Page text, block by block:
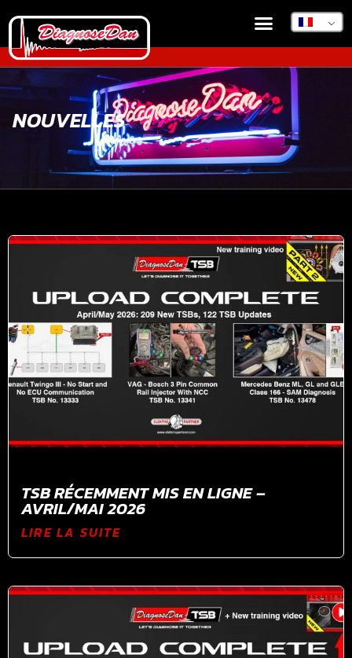
NOUVELLES
TSB RÉCEMMENT MIS EN LIGNE –
AVRIL/MAI 2026
LIRE LA SUITE